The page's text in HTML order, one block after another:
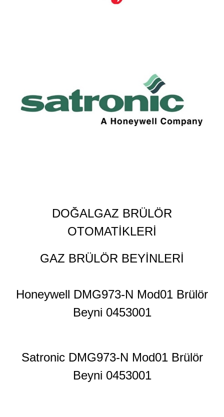
DOĞALGAZ BRÜLÖR
OTOMATİKLERİ
GAZ BRÜLÖR BEYİNLERİ
Honeywell DMG973-N Mod01 Brülör
Beyni 0453001
Satronic DMG973-N Mod01 Brülör
Beyni 0453001